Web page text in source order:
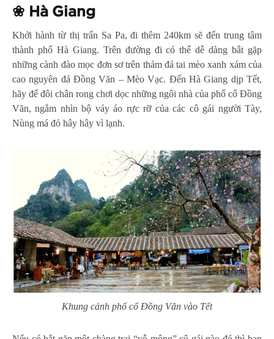
❀ Hà Giang
Khởi hành từ thị trấn Sa Pa, đi thêm 240km sẽ đến trung tâm
thành phố Hà Giang. Trên đường đi có thể dễ dàng bắt gặp
những cành đào mọc đơn sơ trên thảm đá tai mèo xanh xám của
cao nguyên đá Đồng Văn – Mèo Vạc. Đến Hà Giang dịp Tết,
hãy để đôi chân rong chơi dọc những ngôi nhà của phố cổ Đồng
Văn, ngắm nhìn bộ váy áo rực rỡ của các cô gái người Tày,
Nùng má đỏ hây hây vì lạnh.
Khung cảnh phố cổ Đồng Văn vào Tết